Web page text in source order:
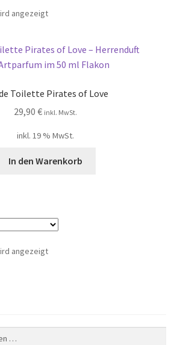
angezeigt
Toilette Pirates of Love
29,90 € inkl. MwSt.
inkl. 19 % MwSt.
In den Warenkorb
angezeigt